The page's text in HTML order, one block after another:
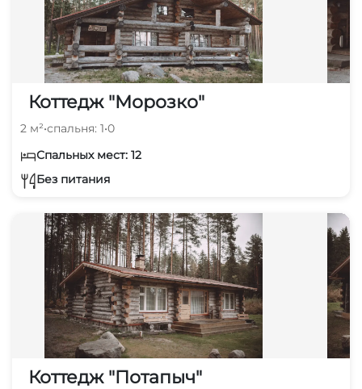
Коттедж "Морозко"
2 м²•спальня: 1•0
Спальных мест: 12
Без питания
Коттедж "Потапыч"